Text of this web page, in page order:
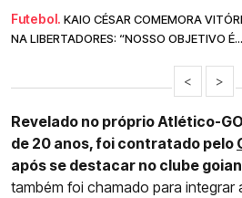
Futebol. KAIO CÉSAR COMEMORA
NA LIBERTADORES: “NOSSO OBJETIVO
< >
Revelado no próprio Atlético-
de 20 anos, foi contratado pelo
após se destacar no clube
também foi chamado para integrar